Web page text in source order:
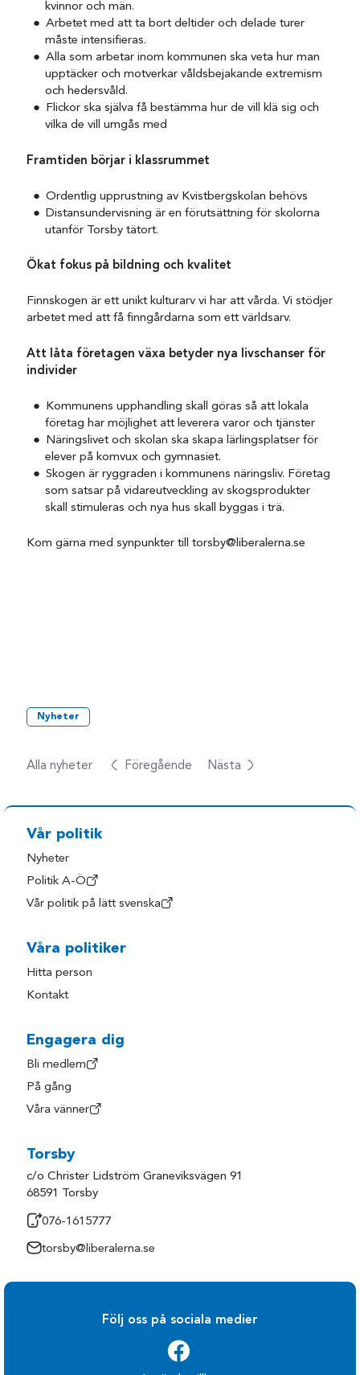
kvinnor och män.
Arbetet med att ta bort deltider och delade turer
måste intensifieras.
Alla som arbetar inom kommunen ska veta hur man
upptäcker och motverkar våldsbejakande extremism
och hedersvåld.
Flickor ska själva få bestämma hur de vill klä sig och
vilka de vill umgås med
Framtiden börjar i klassrummet
Ordentlig upprustning av Kvistbergskolan behövs
Distansundervisning är en förutsättning för skolorna
utanför Torsby tätort.
Ökat fokus på bildning och kvalitet
Finnskogen är ett unikt kulturarv vi har att vårda. Vi stödjer
arbetet med att få finngårdarna som ett världsarv.
Att låta företagen växa betyder nya livschanser för
individer
Kommunens upphandling skall göras så att lokala
företag har möjlighet att leverera varor och tjänster
Näringslivet och skolan ska skapa lärlingsplatser för
elever på komvux och gymnasiet.
Skogen är ryggraden i kommunens näringsliv. Företag
som satsar på vidareutveckling av skogsprodukter
skall stimuleras och nya hus skall byggas i trä.
Kom gärna med synpunkter till torsby@liberalerna.se
Nyheter
Alla nyheter Föregående Nästa
Vår politik
Nyheter
Politik A-Ö
Vår politik på lätt svenska
Våra politiker
Hitta person
Kontakt
Engagera dig
Bli medlem
På gång
Våra vänner
Torsby
c/o Christer Lidström Graneviksvägen 91
68591 Torsby
076-1615777
torsby@liberalerna.se
Följ oss på sociala medier